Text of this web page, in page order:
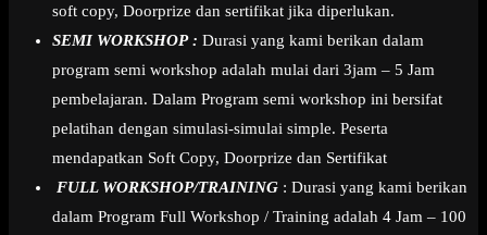
soft copy, Doorprize dan sertifikat jika diperlukan.
SEMI WORKSHOP : Durasi yang kami berikan dalam
program semi workshop adalah mulai dari 3jam – 5 Jam
pembelajaran. Dalam Program semi workshop ini bersifat
pelatihan dengan simulasi-simulai simple. Peserta
mendapatkan Soft Copy, Doorprize dan Sertifikat
FULL WORKSHOP/TRAINING : Durasi yang kami berikan
dalam Program Full Workshop / Training adalah 4 Jam – 100